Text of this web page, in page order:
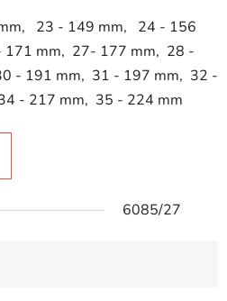
23 - 149 mm, 24 - 156
mm, 27- 177 mm, 28 -
- 191 mm, 31 - 197 mm, 32 -
- 217 mm, 35 - 224 mm
6085/27